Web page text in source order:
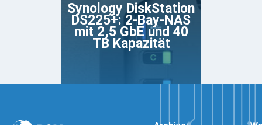
Synology DiskStation
DS225+: 2-Bay-NAS
mit 2,5 GbE und 40
TB Kapazität